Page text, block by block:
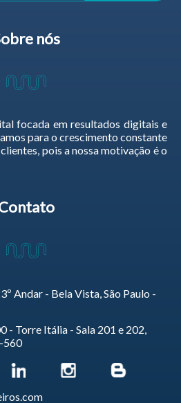
nós
focada em resultados digitais e
para o crescimento constante
pois a nossa motivação é o
Andar - Bela Vista, São Paulo -
- Torre Itália - Sala 201 e 202,
560